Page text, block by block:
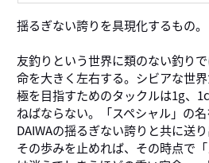
揺るぎない誇りを具現化するもの。
友釣りという世界に類のない釣り
命を大きく左右する。シビアな世
極を目指すためのタックルは1g、
ねばならない。「スペシャル」の名
DAIWAの揺るぎない誇りと共に送
その歩みを止めれば、その時点で